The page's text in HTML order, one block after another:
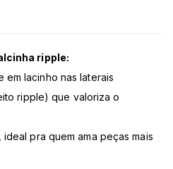
ripple:
em lacinho nas laterais
ripple) que valoriza o
pra quem ama peças mais